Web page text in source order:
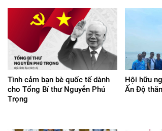
Tình cảm bạn bè quốc tế dành
cho Tổng Bí thư Nguyễn Phú
Trọng
Hội hữu
Ấn Độ